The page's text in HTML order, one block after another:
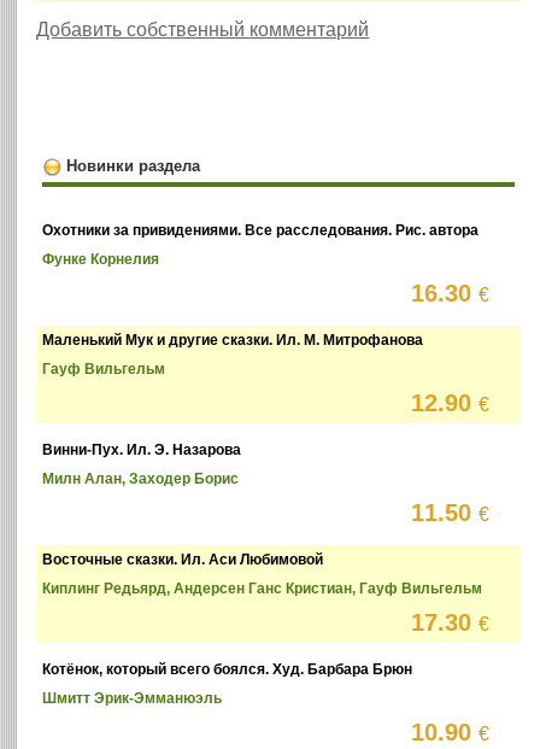
Добавить собственный комментарий
Новинки раздела
Охотники за привидениями. Все расследования. Рис. автора
Функе Корнелия
16.30€
Маленький Мук и другие сказки. Ил. М. Митрофанова
Гауф Вильгельм
12.90€
Винни-Пух. Ил. Э. Назарова
Милн Алан, Заходер Борис
11.50€
Восточные сказки. Ил. Аси Любимовой
Киплинг Редьярд, Андерсен Ганс Кристиан, Гауф Вильгельм
17.30€
Котёнок, который всего боялся. Худ. Барбара Брюн
Шмитт Эрик-Эмманюэль
10.90€